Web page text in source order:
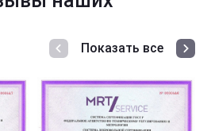
Показать все